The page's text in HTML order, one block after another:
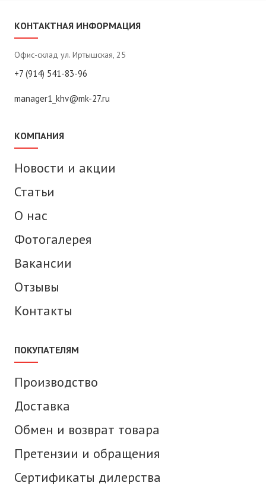
КОНТАКТНАЯ ИНФОРМАЦИЯ
Офис-склад ул. Иртышская, 25
+7 (914) 541-83-96
manager1_khv@mk-27.ru
КОМПАНИЯ
Новости и акции
Статьи
О нас
Фотогалерея
Вакансии
Отзывы
Контакты
ПОКУПАТЕЛЯМ
Производство
Доставка
Обмен и возврат товара
Претензии и обращения
Сертификаты дилерства